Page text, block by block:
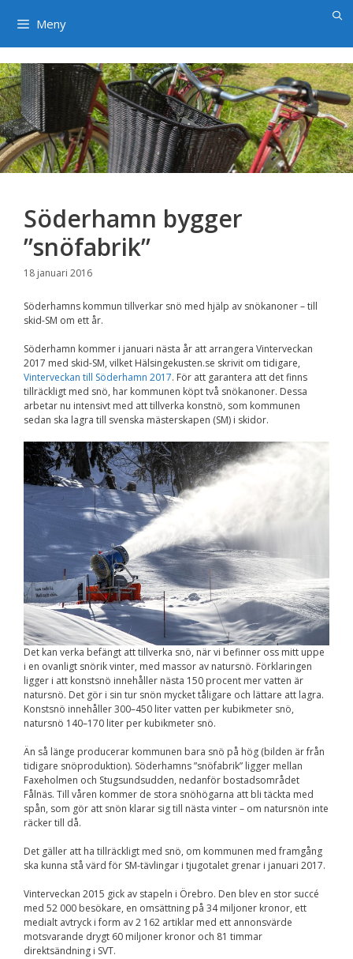
Meny
Söderhamn bygger
”snöfabrik”
18 januari 2016
Söderhamns kommun tillverkar snö med hjälp av snökanoner – till
skid-SM om ett år.
Söderhamn kommer i januari nästa år att arrangera Vinterveckan
2017 med skid-SM, vilket Hälsingekusten.se skrivit om tidigare,
Vinterveckan till Söderhamn 2017. För att garantera att det finns
tillräckligt med snö, har kommunen köpt två snökanoner. Dessa
arbetar nu intensivt med att tillverka konstnö, som kommunen
sedan ska lagra till svenska mästerskapen (SM) i skidor.
Det kan verka befängt att tillverka snö, när vi befinner oss mitt uppe
i en ovanligt snörik vinter, med massor av natursnö. Förklaringen
ligger i att konstsnö innehåller nästa 150 procent mer vatten är
natursnö. Det gör i sin tur snön mycket tåligare och lättare att lagra.
Konstsnö innehåller 300–450 liter vatten per kubikmeter snö,
natursnö 140–170 liter per kubikmeter snö.
Än så länge producerar kommunen bara snö på hög (bilden är från
tidigare snöproduktion). Söderhamns ”snöfabrik” ligger mellan
Faxeholmen och Stugsundsudden, nedanför bostadsområdet
Fålnäs. Till våren kommer de stora snöhögarna att bli täckta med
spån, som gör att snön klarar sig till nästa vinter – om natursnön inte
räcker till då.
Det gäller att ha tillräckligt med snö, om kommunen med framgång
ska kunna stå värd för SM-tävlingar i tjugotalet grenar i januari 2017.
Vinterveckan 2015 gick av stapeln i Örebro. Den blev en stor succé
med 52 000 besökare, en omsättning på 34 miljoner kronor, ett
medialt avtryck i form av 2 162 artiklar med ett annonsvärde
motsvarande drygt 60 miljoner kronor och 81 timmar
direktsändning i SVT.
×
Nödvändiga
Dessa kakor går
inte att välja
bort. De behövs
för att
huvud taget
ska fungera.
För att vi ska
kunna
förbättra
hemsidans
funktionalitet
och
uppbyggnad,
baserat på
hur
hemsidan
används.
Upplevelse
För att vår
prestera så bra
som möjligt
under ditt
besök. Om du
nekar de här
funktionalitet
att försvinna
från
Marknadsföring